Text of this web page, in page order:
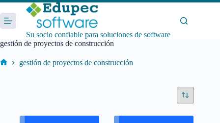
Saltar
al
contenido
Su socio confiable para soluciones de software
gestión de proyectos de construcción
gestión de proyectos de construcción